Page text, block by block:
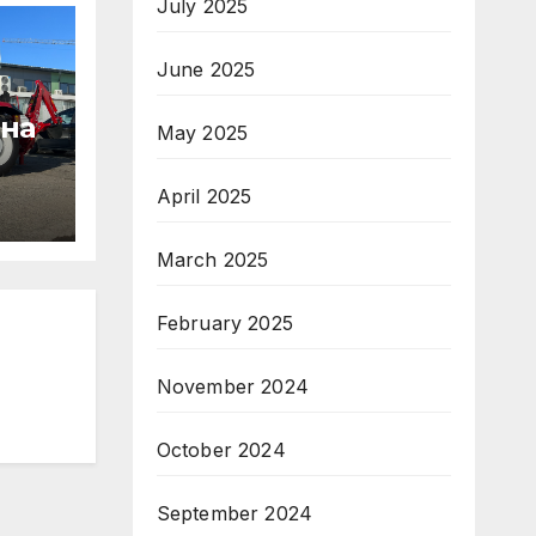
July 2025
June 2025
May 2025
April 2025
March 2025
February 2025
November 2024
October 2024
September 2024